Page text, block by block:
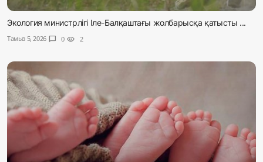
Экология министрлігі Іле-Балқаштағы жолбарысқа қатысты ...
Тамыз 5, 2026 chat_bubble 0 visibility 2